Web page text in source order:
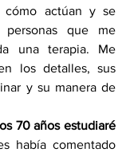
actúan y se
personas que me
una terapia. Me
los detalles, sus
y su manera de
70 años estudiaré
había comentado